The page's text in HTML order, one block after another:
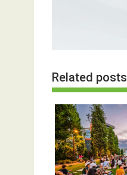
Related posts